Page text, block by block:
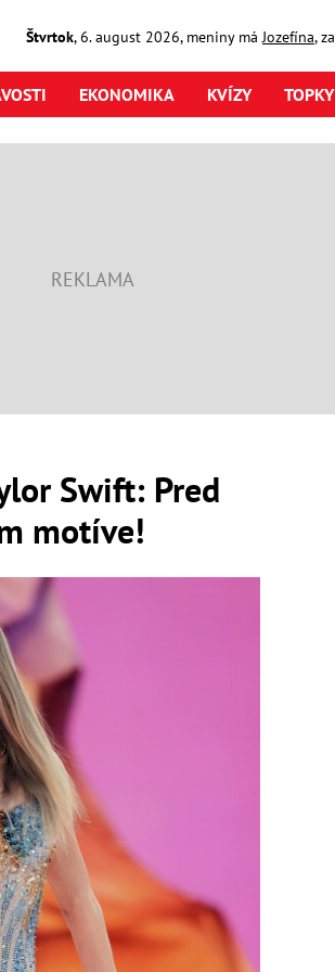
Štvrtok,6. august2026, meniny má Jozefína,
EKONOMIKA KVÍZY
Swift: Pred
motíve!